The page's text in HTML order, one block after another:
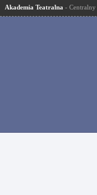
Akademia Teatralna - Centralny